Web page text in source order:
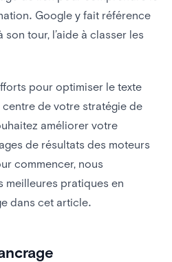
Google y fait référence
tour, l’aide à classer les
pour optimiser le texte
centre de votre stratégie de
améliorer votre
de résultats des moteurs
commencer, nous
meilleures pratiques en
dans cet article.